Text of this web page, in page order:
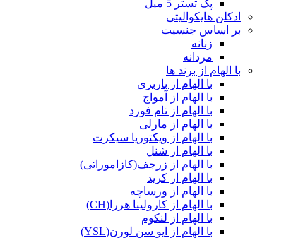
پک تستر 5 میل
ادکلن هایکوالیتی
بر اساس جنسیت
زنانه
مردانه
با الهام از برند ها
با الهام از باربری
با الهام از آمواج
با الهام از تام فورد
با الهام از مارلی
با الهام از ویکتوریا سیکرت
با الهام از شنل
با الهام از زرجف(کازاموراتی)
با الهام از کرید
با الهام از ورساچه
با الهام از کارولینا هررا(CH)
با الهام از لنکوم
با الهام از ایو سن لورن(YSL)